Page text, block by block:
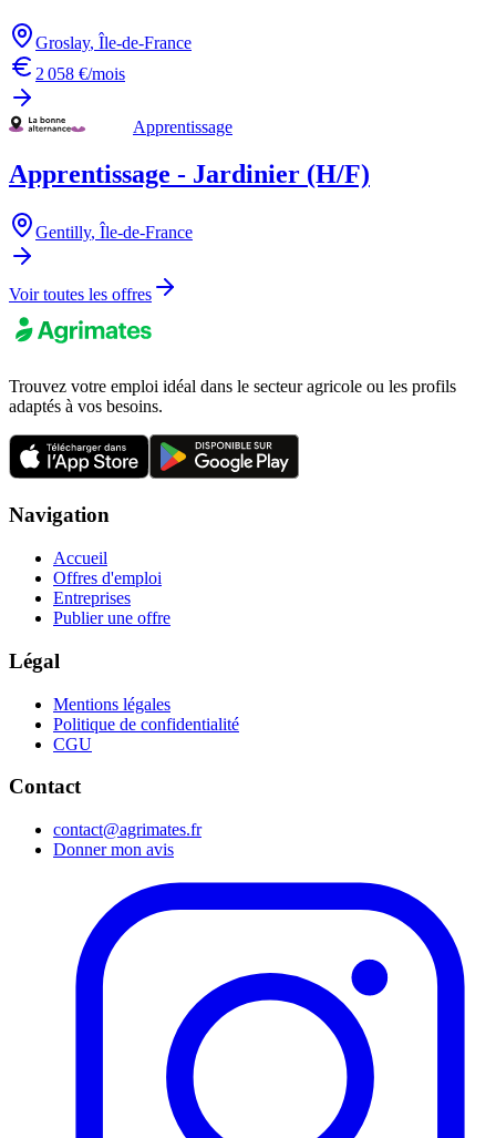
Groslay, Île-de-France
2 058 €/mois
Apprentissage
Apprentissage - Jardinier (H/F)
Gentilly, Île-de-France
Voir toutes les offres
Trouvez votre emploi idéal dans le secteur agricole ou les profils
adaptés à vos besoins.
Navigation
Accueil
Offres d'emploi
Entreprises
Publier une offre
Légal
Mentions légales
Politique de confidentialité
CGU
Contact
contact@agrimates.fr
Donner mon avis